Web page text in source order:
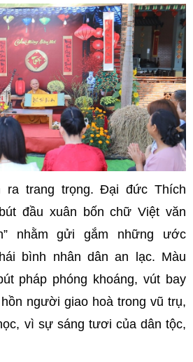
ra trang trọng. Đại đức Thích
đầu xuân bốn chữ Việt văn
nhằm gửi gắm những ước
bình nhân dân an lạc. Màu
pháp phóng khoáng, vút bay
người giao hoà trong vũ trụ,
vì sự sáng tươi của dân tộc,